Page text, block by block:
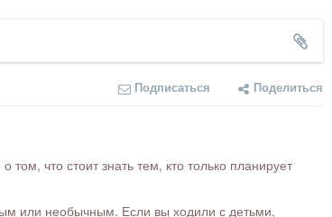
Подписаться Поделиться
что стоит знать тем, кто только планирует
или необычным. Если вы ходили с детьми,